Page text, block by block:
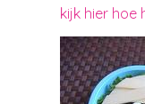
kijk hier hoe